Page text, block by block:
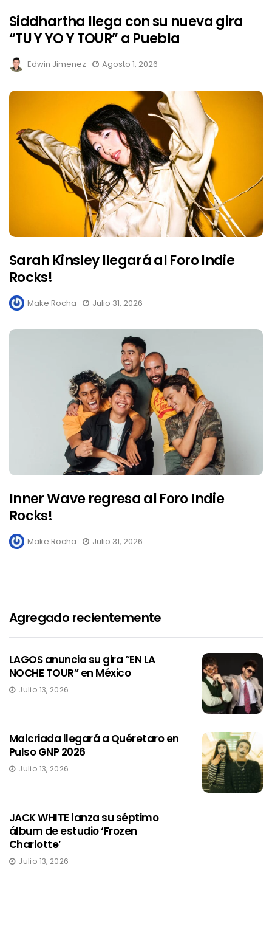
Siddhartha llega con su nueva gira
“TU Y YO Y TOUR” a Puebla
Edwin Jimenez Agosto 1, 2026
Sarah Kinsley llegará al Foro Indie
Rocks!
Make Rocha Julio 31, 2026
Inner Wave regresa al Foro Indie
Rocks!
Make Rocha Julio 31, 2026
Agregado recientemente
LAGOS anuncia su gira “EN LA
NOCHE TOUR” en México
Julio 13, 2026
Malcriada llegará a Quéretaro en
Pulso GNP 2026
Julio 13, 2026
JACK WHITE lanza su séptimo
álbum de estudio ‘Frozen
Charlotte’
Julio 13, 2026